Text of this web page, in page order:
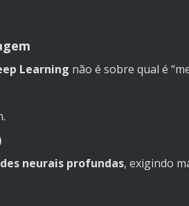
Learning não é sobre qual é
neurais profundas, exigindo